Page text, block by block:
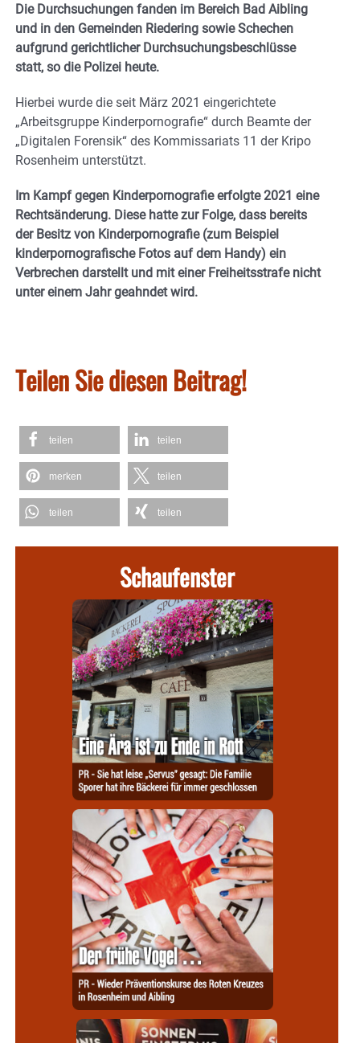
Die Durchsuchungen fanden im Bereich Bad Aibling
und in den Gemeinden Riedering sowie Schechen
aufgrund gerichtlicher Durchsuchungsbeschlüsse
statt, so die Polizei heute.
Hierbei wurde die seit März 2021 eingerichtete
„Arbeitsgruppe Kinderpornografie“ durch Beamte der
„Digitalen Forensik“ des Kommissariats 11 der Kripo
Rosenheim unterstützt.
Im Kampf gegen Kinderpornografie erfolgte 2021 eine
Rechtsänderung. Diese hatte zur Folge, dass bereits
der Besitz von Kinderpornografie (zum Beispiel
kinderpornografische Fotos auf dem Handy) ein
Verbrechen darstellt und mit einer Freiheitsstrafe nicht
unter einem Jahr geahndet wird.
Teilen Sie diesen Beitrag!
teilen teilen
merken teilen
teilen teilen
Schaufenster